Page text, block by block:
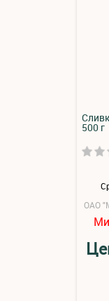
500 г
ОАО